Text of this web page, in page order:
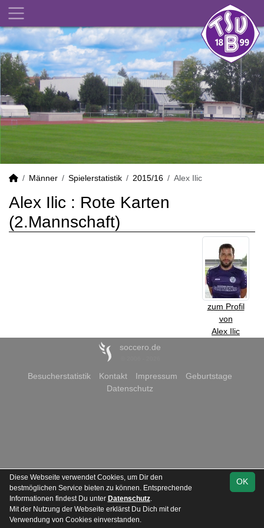
Männer Spielerstatistik 2015/16 Alex Ilic
Alex Ilic : Rote Karten
(2.Mannschaft)
zum Profil
von
Alex Ilic
soccero.de
Besucherstatistik Kontakt Impressum
Geburtstage
Datenschutz
OK
Diese Webseite verwendet Cookies, um Dir den
bestmöglichen Service bieten zu können. Entsprechende
Informationen findest Du unter Datenschutz.
Mit der Nutzung der Webseite erklärst Du Dich mit der
Verwendung von Cookies einverstanden.